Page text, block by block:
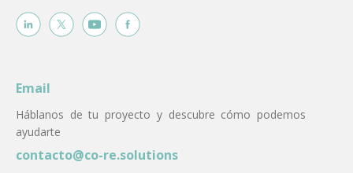
Email
Háblanos de tu proyecto y descubre cómo podemos
ayudarte
contacto@co-re.solutions